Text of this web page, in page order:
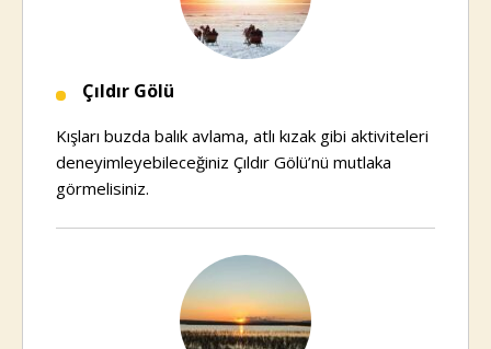
Çıldır Gölü
Kışları buzda balık avlama, atlı kızak gibi aktiviteleri
deneyimleyebileceğiniz Çıldır Gölü’nü mutlaka
görmelisiniz.